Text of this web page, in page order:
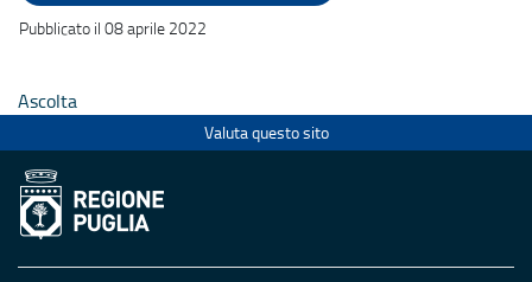
Pubblicato il 08 aprile 2022
Ascolta
Valuta questo sito